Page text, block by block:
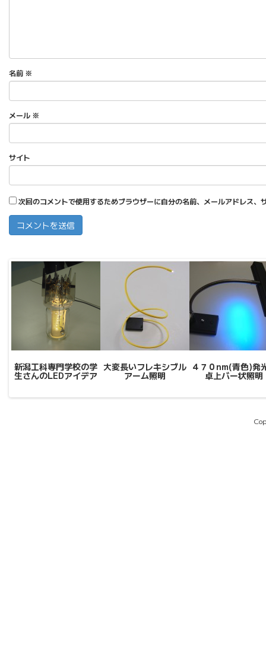
名前 ※
メール ※
サイト
次回のコメントで使用するためブラウザーに自分の名前、メールアドレス、
新潟工科専門学校の学
生さんのLEDアイデア
大変長いフレキシブル
アーム照明
４７０nm(青色)発
卓上バー状照明